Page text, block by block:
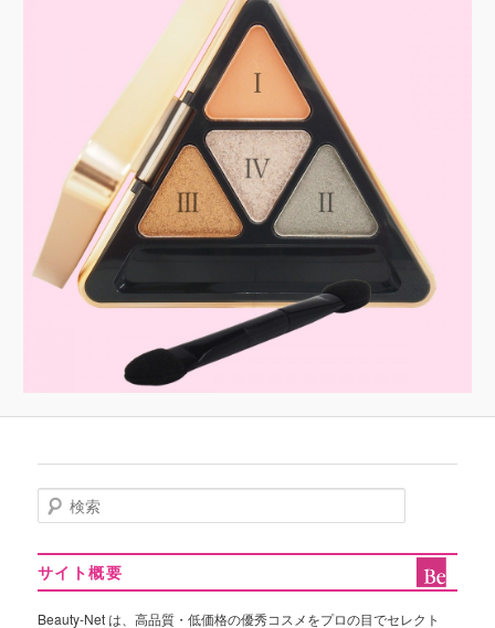
検
索
サイト概要
Beauty-Net は、高品質・低価格の優秀コスメをプロの目でセレクト